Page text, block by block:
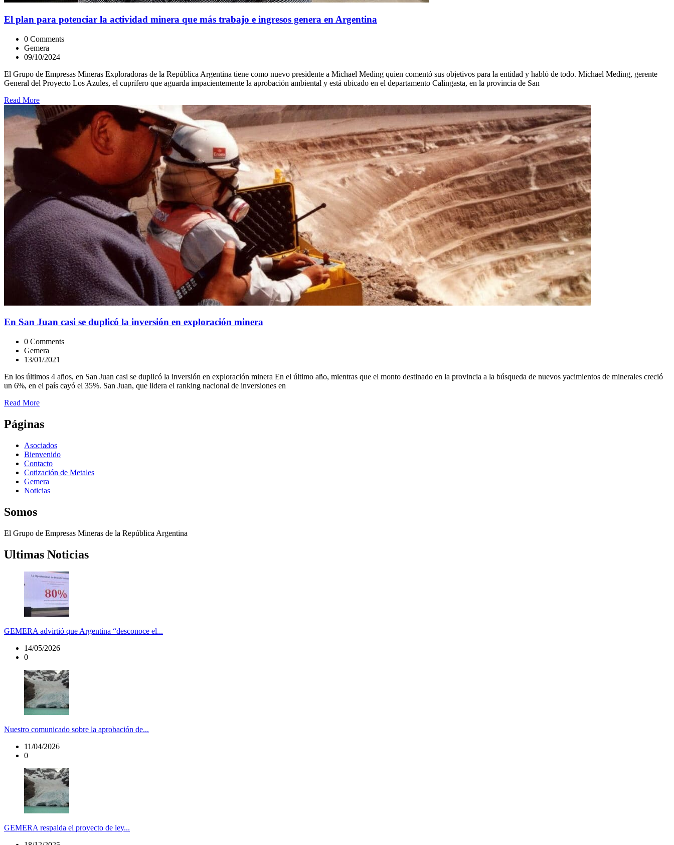
El plan para potenciar la actividad minera que más trabajo e ingresos genera en Argentina
0 Comments
Gemera
09/10/2024
El Grupo de Empresas Mineras Exploradoras de la República Argentina tiene como nuevo presidente a Michael Meding quien comentó sus objetivos para la entidad y habló de todo. Michael Meding, gerente
General del Proyecto Los Azules, el cuprífero que aguarda impacientemente la aprobación ambiental y está ubicado en el departamento Calingasta, en la provincia de San
Read More
En San Juan casi se duplicó la inversión en exploración minera
0 Comments
Gemera
13/01/2021
En los últimos 4 años, en San Juan casi se duplicó la inversión en exploración minera En el último año, mientras que el monto destinado en la provincia a la búsqueda de nuevos yacimientos de minerales creció
un 6%, en el país cayó el 35%. San Juan, que lidera el ranking nacional de inversiones en
Read More
Páginas
Asociados
Bienvenido
Contacto
Cotización de Metales
Gemera
Noticias
Somos
El Grupo de Empresas Mineras de la República Argentina
Ultimas Noticias
GEMERA advirtió que Argentina “desconoce el...
14/05/2026
0
Nuestro comunicado sobre la aprobación de...
11/04/2026
0
GEMERA respalda el proyecto de ley...